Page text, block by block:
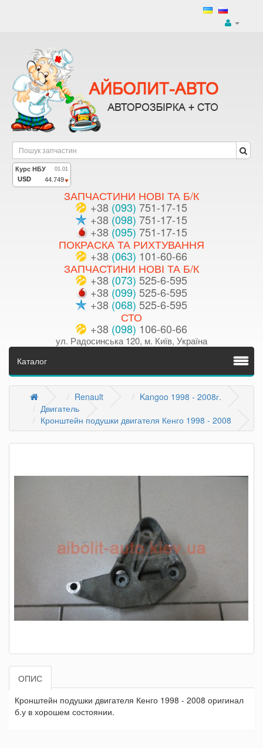
ЗАПЧАСТИНИ НОВІ ТА Б/К
+38 (093) 751-17-15
+38 (098) 751-17-15
+38 (095) 751-17-15
ПОКРАСКА ТА РИХТУВАННЯ
+38 (063) 101-60-66
ЗАПЧАСТИНИ НОВІ ТА Б/К
+38 (073) 525-6-595
+38 (099) 525-6-595
+38 (068) 525-6-595
СТО
+38 (098) 106-60-66
ул. Радосинська 120, м. Київ, Україна
Каталог
Renault
Kangoo 1998 - 2008г.
Двигатель
Кронштейн подушки двигателя Кенго 1998 - 2008
ОПИС
Кронштейн подушки двигателя Кенго 1998 - 2008 оригинал
б.у в хорошем состоянии.